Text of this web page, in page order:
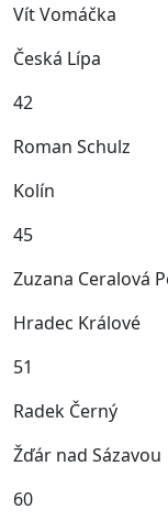
Vít Vomáčka
Česká Lípa
42
Roman Schulz
Kolín
45
Zuzana Ceralová
Hradec Králové
51
Radek Černý
Žďár nad Sázavou
60